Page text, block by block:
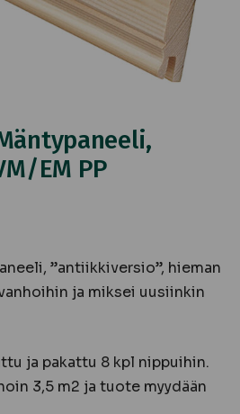
EM PP
”antiikkiversio”, hieman
ja miksei uusiinkin
ja pakattu 8 kpl nippuihin.
3,5 m2 ja tuote myydään